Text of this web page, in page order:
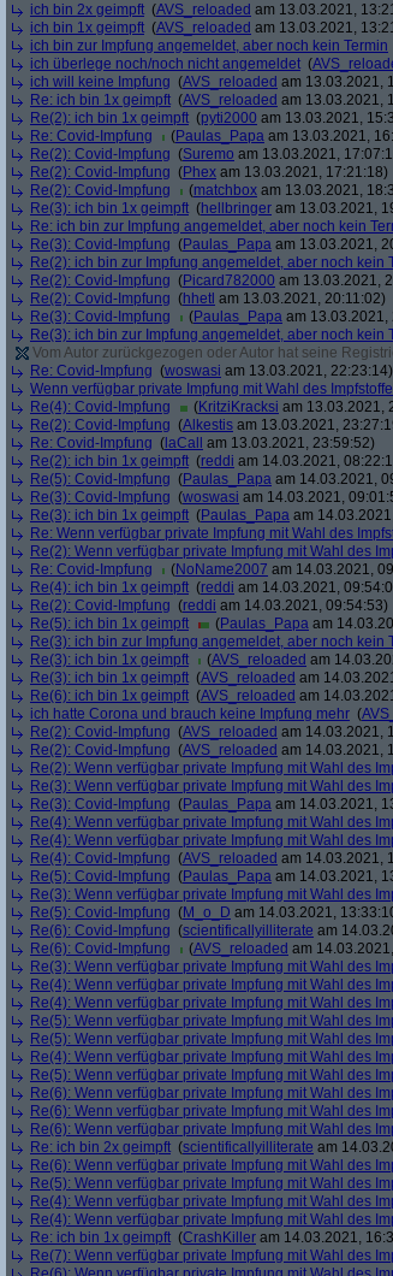
ich bin 2x geimpft (AVS_reloaded am 13.03.2021,
ich bin 1x geimpft (AVS_reloaded am 13.03.2021,
ich bin zur Impfung angemeldet, aber noch kein Termin
ich überlege noch/noch nicht angemeldet (
ich will keine Impfung (AVS_reloaded am 13.03.2021,
Re: ich bin 1x geimpft (AVS_reloaded am 13.03.2021,
Re(2): ich bin 1x geimpft (pyti2000 am 13.03.2021,
Re: Covid-Impfung
(Paulas_Papa am 13.03.2021,
Re(2): Covid-Impfung (Suremo am 13.03.2021,
Re(2): Covid-Impfung (Phex am 13.03.2021, 17:21:18)
Re(2): Covid-Impfung
(matchbox am 13.03.2021,
Re(3): ich bin 1x geimpft (hellbringer am 13.03.2021,
Re: ich bin zur Impfung angemeldet, aber noch kein
Re(3): Covid-Impfung (Paulas_Papa am 13.03.2021,
Re(2): ich bin zur Impfung angemeldet, aber noch kein
Re(2): Covid-Impfung (Picard782000 am 13.03.2021,
Re(2): Covid-Impfung (hhetl am 13.03.2021, 20:11:02)
Re(3): Covid-Impfung
(Paulas_Papa am 13.03.2021,
Re(3): ich bin zur Impfung angemeldet, aber noch kein
Vom Autor zurückgezogen oder Autor hat seine
Re: Covid-Impfung (woswasi am 13.03.2021, 22:23:14)
Wenn verfügbar private Impfung mit Wahl des
Re(4): Covid-Impfung
(KritziKracksi am 13.03.2021,
Re(2): Covid-Impfung (Alkestis am 13.03.2021,
Re: Covid-Impfung ( laCall
am 13.03.2021, 23:59:52)
Re(2): ich bin 1x geimpft (reddi am 14.03.2021,
Re(5): Covid-Impfung (Paulas_Papa am 14.03.2021,
Re(3): Covid-Impfung (woswasi am 14.03.2021,
Re(3): ich bin 1x geimpft (Paulas_Papa am
Re: Wenn verfügbar private Impfung mit Wahl des
Re(2): Wenn verfügbar private Impfung mit Wahl des
Re: Covid-Impfung
(NoName2007 am 14.03.2021,
Re(4): ich bin 1x geimpft (reddi am 14.03.2021,
Re(2): Covid-Impfung (reddi am 14.03.2021, 09:54:53)
Re(5): ich bin 1x geimpft
(Paulas_Papa am
Re(3): ich bin zur Impfung angemeldet, aber noch kein
Re(3): ich bin 1x geimpft
(AVS_reloaded am
Re(3): ich bin 1x geimpft (AVS_reloaded am
Re(6): ich bin 1x geimpft (AVS_reloaded am
ich hatte Corona und brauch keine Impfung mehr (
Re(2): Covid-Impfung (AVS_reloaded am 14.03.2021,
Re(2): Covid-Impfung (AVS_reloaded am 14.03.2021,
Re(2): Wenn verfügbar private Impfung mit Wahl des
Re(3): Wenn verfügbar private Impfung mit Wahl des
Re(3): Covid-Impfung (Paulas_Papa am 14.03.2021,
Re(4): Wenn verfügbar private Impfung mit Wahl des
Re(4): Wenn verfügbar private Impfung mit Wahl des
Re(4): Covid-Impfung (AVS_reloaded am 14.03.2021,
Re(5): Covid-Impfung (Paulas_Papa am 14.03.2021,
Re(3): Wenn verfügbar private Impfung mit Wahl des
Re(5): Covid-Impfung (M_o_D am 14.03.2021,
Re(6): Covid-Impfung (scientificallyilliterate am
Re(6): Covid-Impfung
(AVS_reloaded am
Re(3): Wenn verfügbar private Impfung mit Wahl des
Re(4): Wenn verfügbar private Impfung mit Wahl des
Re(4): Wenn verfügbar private Impfung mit Wahl des
Re(5): Wenn verfügbar private Impfung mit Wahl des
Re(5): Wenn verfügbar private Impfung mit Wahl des
Re(4): Wenn verfügbar private Impfung mit Wahl des
Re(5): Wenn verfügbar private Impfung mit Wahl des
Re(6): Wenn verfügbar private Impfung mit Wahl des
Re(6): Wenn verfügbar private Impfung mit Wahl des
Re(6): Wenn verfügbar private Impfung mit Wahl des
Re: ich bin 2x geimpft (scientificallyilliterate am
Re(6): Wenn verfügbar private Impfung mit Wahl des
Re(5): Wenn verfügbar private Impfung mit Wahl des
Re(4): Wenn verfügbar private Impfung mit Wahl des
Re(4): Wenn verfügbar private Impfung mit Wahl des
Re: ich bin 1x geimpft (CrashKiller am 14.03.2021,
Re(7): Wenn verfügbar private Impfung mit Wahl des